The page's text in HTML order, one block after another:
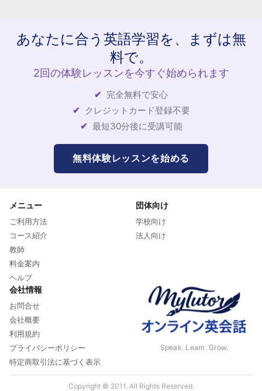
あなたに合う英語学習を、まずは無
料で。
2回の体験レッスンを今すぐ始められます
完全無料で安心
クレジットカード登録不要
最短30分後に受講可能
無料体験レッスンを始める
メニュー
ご利用方法
コース紹介
教師
料金案内
ヘルプ
団体向け
学校向け
法人向け
会社情報
お問合せ
会社概要
利用規約
プライバシーポリシー
特定商取引法に基づく表示
Speak. Learn. Grow.
Copyright © 2011. All Rights Reserved.